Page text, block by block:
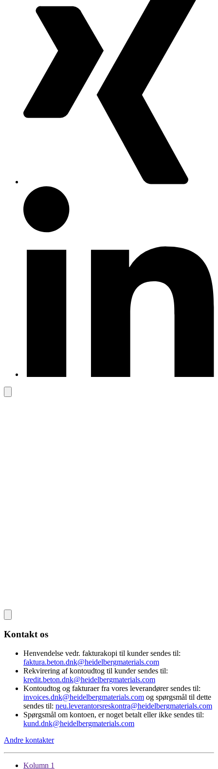
Kontakt os
Henvendelse vedr. fakturakopi til kunder sendes til:
faktura.beton.dnk@heidelbergmaterials.com
Rekvirering af kontoudtog til kunder sendes til:
kredit.beton.dnk@heidelbergmaterials.com
Kontoudtog og fakturaer fra vores leverandører sendes til:
invoices.dnk@heidelbergmaterials.com og spørgsmål til dette
sendes til: neu.leverantorsreskontra@heidelbergmaterials.com
Spørgsmål om kontoen, er noget betalt eller ikke sendes til:
kund.dnk@heidelbergmaterials.com
Andre kontakter
Kolumn 1